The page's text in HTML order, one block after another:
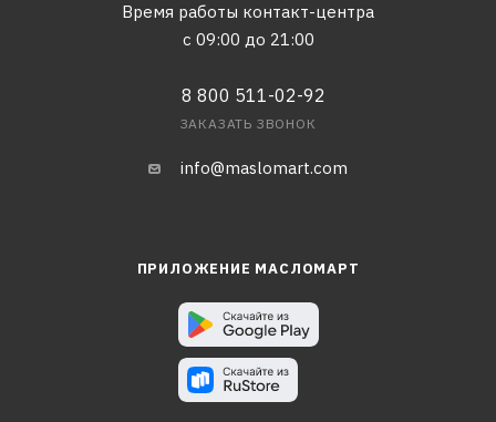
Время работы контакт-центра
с 09:00 до 21:00
8 800 511-02-92
ЗАКАЗАТЬ ЗВОНОК
info@maslomart.com
ПРИЛОЖЕНИЕ МАСЛОМАРТ